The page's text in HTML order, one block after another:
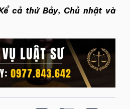
cả thứ Bảy, Chủ nhật và